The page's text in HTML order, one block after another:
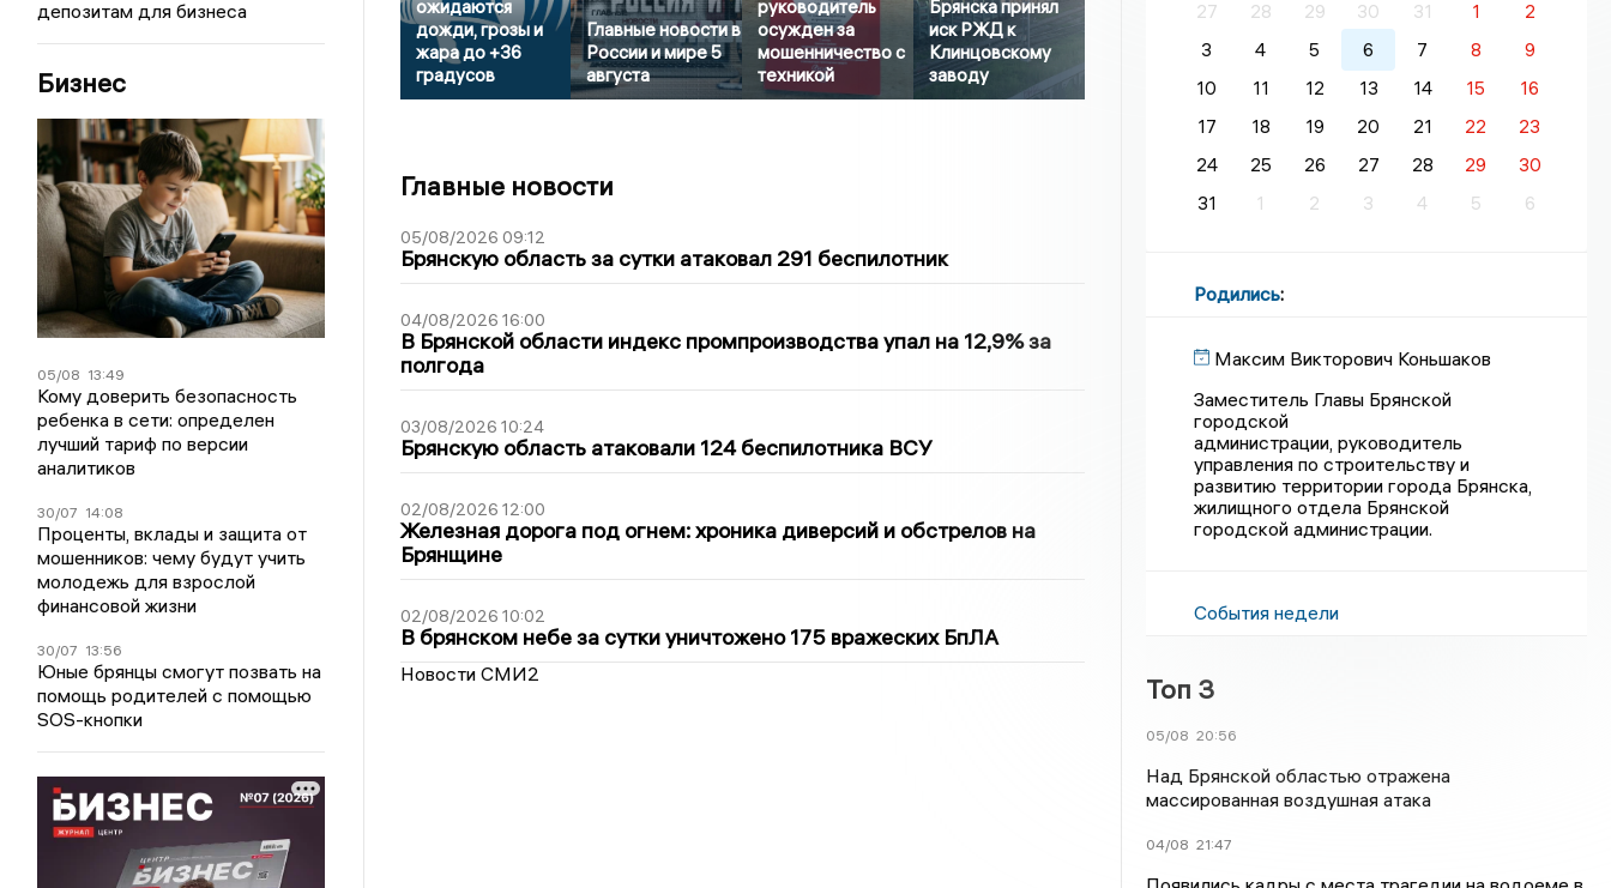
депозитам для бизнеса
Бизнес
05/08 13:49
Кому доверить безопасность
ребенка в сети: определен
лучший тариф по версии
аналитиков
30/07 14:08
Проценты, вклады и защита от
мошенников: чему будут учить
молодежь для взрослой
финансовой жизни
30/07 13:56
Юные брянцы смогут позвать на
помощь родителей с помощью
SOS-кнопки
ожидаются
дожди, грозы и
жара до +36
градусов
Главные новости в
России и мире 5
августа
руководитель
осужден за
мошенничество с
техникой
Брянска принял
иск РЖД к
Клинцовскому
заводу
Главные новости
05/08/2026 09:12
Брянскую область за сутки атаковал 291 беспилотник
04/08/2026 16:00
В Брянской области индекс промпроизводства упал на 12,9% за
полгода
03/08/2026 10:24
Брянскую область атаковали 124 беспилотника ВСУ
02/08/2026 12:00
Железная дорога под огнем: хроника диверсий и обстрелов на
Брянщине
02/08/2026 10:02
В брянском небе за сутки уничтожено 175 вражеских БпЛА
Новости СМИ2
27
28 29 30 31 1
2
3
4 5 6 7 8
9
10
11 12 13 14 15
16
17
18 19 20 21 22
23
24
25 26 27 28 29
30
31
1 2 3 4 5 6
Родились:
Максим Викторович Коньшаков
Заместитель Главы Брянской
городской
администрации, руководитель
управления по строительству и
развитию территории города Брянска,
жилищного отдела Брянской
городской администрации.
События недели
Топ 3
05/08 20:56
Над Брянской областью отражена
массированная воздушная атака
04/08 21:47